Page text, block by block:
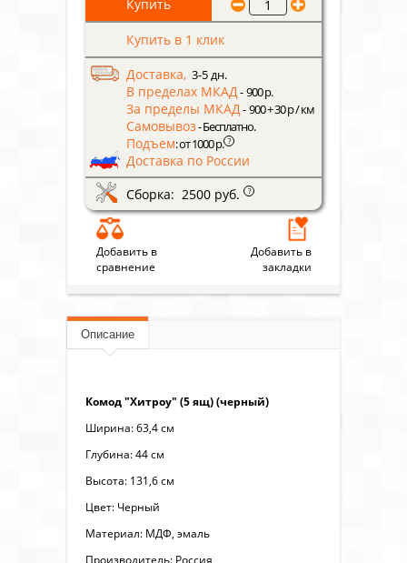
Купить в 1 клик
Доставка, 3-5 дн.
В пределах МКАД- 900 р.
За пределы МКАД- 900 + 30 р / км
Самовывоз- Бесплатно.
Подъем: от 1000 р. ?
Доставка по России
Сборка: 2500 руб.
?
Добавить в
сравнение
Добавить в
закладки
Описание
Комод "Хитроу" (5 ящ) (черный)
Ширина: 63,4 см
Глубина: 44 см
Высота: 131,6 см
Цвет: Черный
Материал: МДФ, эмаль
Производитель: Россия